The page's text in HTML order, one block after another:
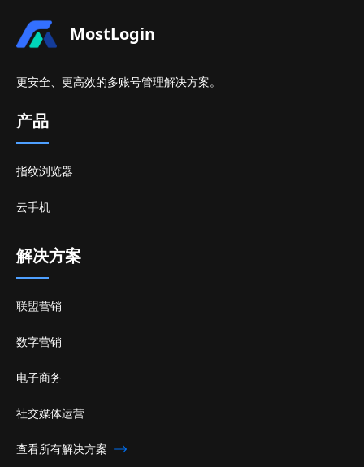
MostLogin
更安全、更高效的多账号管理解决方案。
产品
指纹浏览器
云手机
解决方案
联盟营销
数字营销
电子商务
社交媒体运营
查看所有解决方案